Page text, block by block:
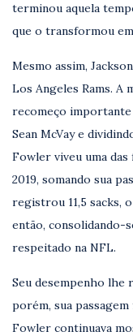
terminou aquela
que o transformou
Mesmo assim,
Los Angeles Rams. A
recomeço importante
Sean McVay e
Fowler viveu uma
2019, somando sua
registrou 11,5 sacks,
então, consolidando-
respeitado na NFL.
Seu desempenho lhe
porém, sua
Fowler continuava